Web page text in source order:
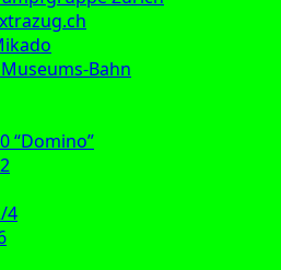
Bahn
“Domino”
4